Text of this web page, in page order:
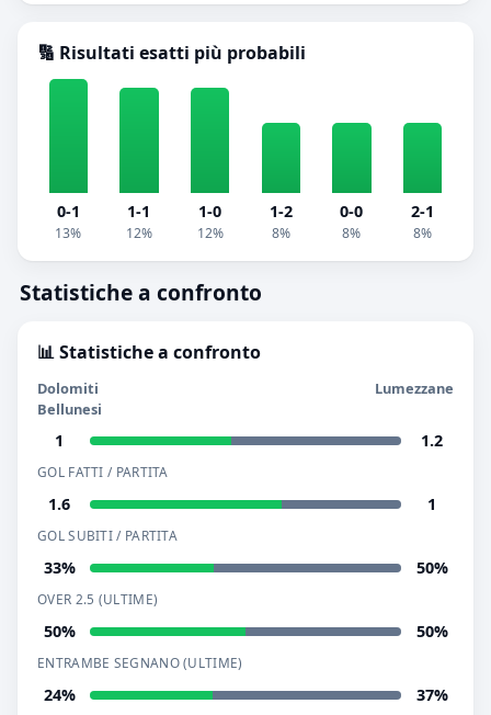
🔢 Risultati esatti più probabili
0-1
13%
1-1
12%
1-0
12%
1-2
8%
0-0
8%
2-1
8%
Statistiche a confronto
📊 Statistiche a confronto
Dolomiti
Bellunesi
Lumezzane
1 1.2
GOL FATTI / PARTITA
1.6 1
GOL SUBITI / PARTITA
33% 50%
OVER 2.5 (ULTIME)
50% 50%
ENTRAMBE SEGNANO (ULTIME)
24% 37%